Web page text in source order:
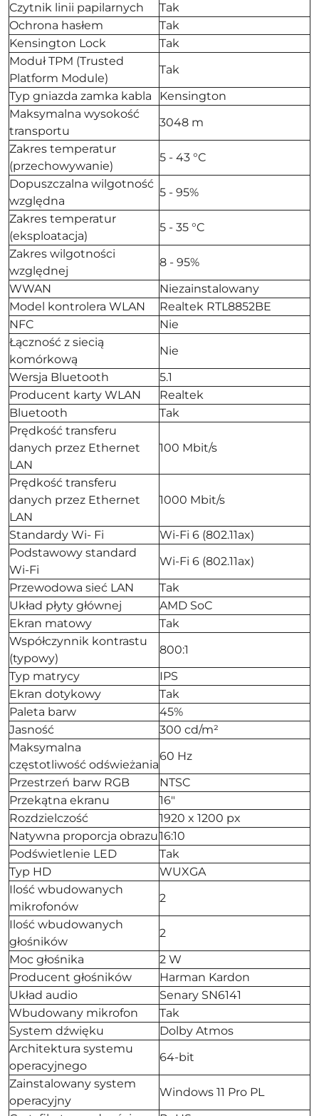
Czytnik linii papilarnych
Tak
Ochrona hasłem
Tak
Kensington Lock
Tak
Moduł TPM (Trusted
Platform Module)
Tak
Typ gniazda zamka kabla
Kensington
Maksymalna wysokość
transportu
3048 m
Zakres temperatur
(przechowywanie)
5 - 43 °C
Dopuszczalna wilgotność
względna
5 - 95%
Zakres temperatur
(eksploatacja)
5 - 35 °C
Zakres wilgotności
względnej
8 - 95%
WWAN
Niezainstalowany
Model kontrolera WLAN
Realtek RTL8852BE
NFC
Nie
Łączność z siecią
komórkową
Nie
Wersja Bluetooth
5.1
Producent karty WLAN
Realtek
Bluetooth
Tak
Prędkość transferu
danych przez Ethernet
LAN
100 Mbit/s
Prędkość transferu
danych przez Ethernet
LAN
1000 Mbit/s
Standardy Wi- Fi
Wi-Fi 6 (802.11ax)
Podstawowy standard
Wi-Fi
Wi-Fi 6 (802.11ax)
Przewodowa sieć LAN
Tak
Układ płyty głównej
AMD SoC
Ekran matowy
Tak
Współczynnik kontrastu
(typowy)
800:1
Typ matrycy
IPS
Ekran dotykowy
Tak
Paleta barw
45%
Jasność
300 cd/m²
Maksymalna
częstotliwość odświeżania
60 Hz
Przestrzeń barw RGB
NTSC
Przekątna ekranu
16"
Rozdzielczość
1920 x 1200 px
Natywna proporcja obrazu16:10
Podświetlenie LED
Tak
Typ HD
WUXGA
Ilość wbudowanych
mikrofonów
2
Ilość wbudowanych
głośników
2
Moc głośnika
2 W
Producent głośników
Harman Kardon
Układ audio
Senary SN6141
Wbudowany mikrofon
Tak
System dźwięku
Dolby Atmos
Architektura systemu
operacyjnego
64-bit
Zainstalowany system
operacyjny
Windows 11 Pro PL